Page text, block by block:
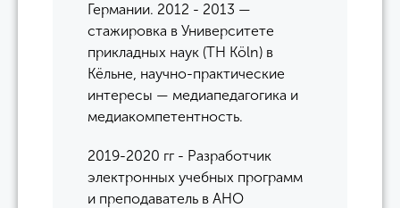
Германии. 2012 - 2013 —
стажировка в Университете
прикладных наук (TH Köln) в
Кёльне, научно-практические
интересы — медиапедагогика и
медиакомпетентность.
2019-2020 гг - Разработчик
электронных учебных программ
и преподаватель в АНО